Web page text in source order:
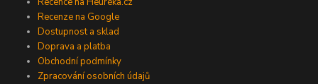
Recenze na Google
Dostupnost a sklad
Doprava a platba
Obchodní podmínky
Zpracování osobních údajů